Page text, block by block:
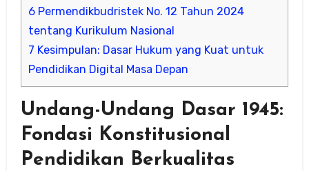
6Permendikbudristek No. 12 Tahun 2024
tentang Kurikulum Nasional
7 Kesimpulan: Dasar Hukum yang Kuat untuk
Pendidikan Digital Masa Depan
Undang-Undang Dasar 1945:
Fondasi Konstitusional
Pendidikan Berkualitas